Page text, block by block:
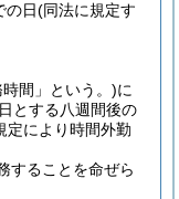
の日(同法に規定す
間」という。)に
とする八週間後の
定により時間外勤
することを命ぜら